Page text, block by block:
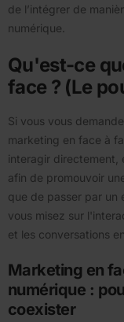
de l’intégrer de
numérique.
Qu'est-ce
face ? (Le
Si vous vous
marketing en face à
interagir directement,
afin de promouvoir
que de passer par un
vous misez sur
et les conversations
Marketing en
numérique :
coexister